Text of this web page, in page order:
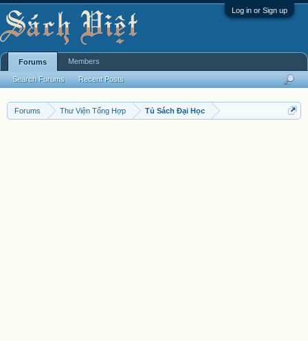
Log in or Sign up
Forums Thư Viện Tổng Hợp Tủ Sách Đại Học
Forums
Search Forums Recent Posts
Members